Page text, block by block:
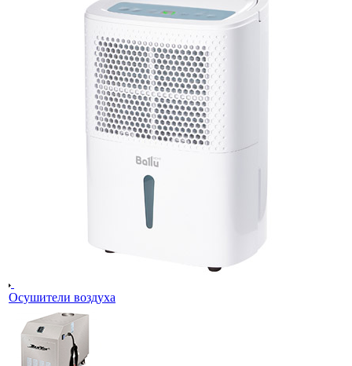
Осушители воздуха